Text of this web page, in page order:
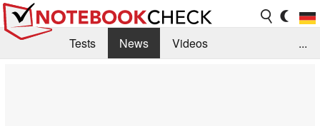
Tests News
Videos
...